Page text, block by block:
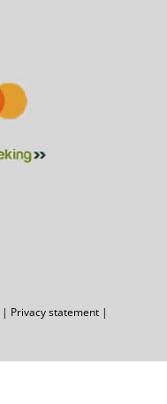
| Privacy statement |